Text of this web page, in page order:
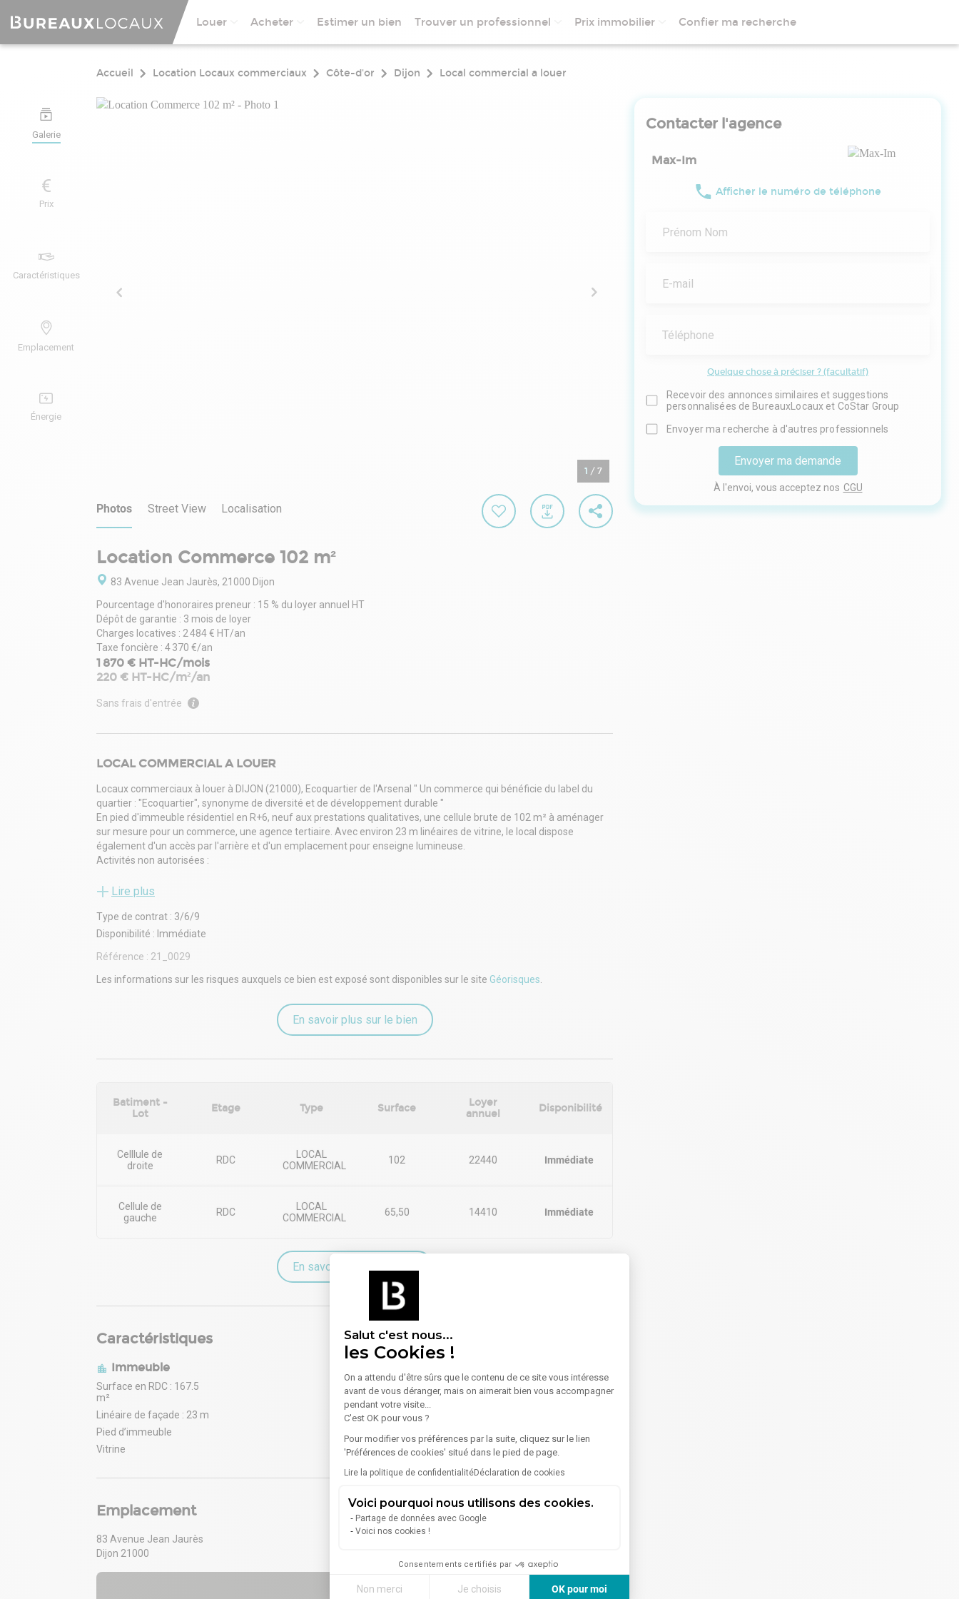
Salut c'est nous...
les Cookies !
On a attendu d'être sûrs que le contenu de ce site vous intéresse
avant de vous déranger, mais on aimerait bien vous accompagner
pendant votre visite...
C'est OK pour vous ?
Pour modifier vos préférences par la suite, cliquez sur le lien
'Préférences de cookies' situé dans le pied de page.
Lire la politique de confidentialitéDéclaration de cookies
Voici pourquoi nous utilisons des cookies.
Partage de données avec Google
Voici nos cookies !
Consentements certifiés par
Non merci Je choisis OK pour moi
Louer Acheter Estimer un bien Trouver un professionnel Prix immobilier Confier ma recherche
Galerie
Prix
Caractéristiques
Emplacement
Énergie
Accueil Location Locaux commerciaux Côte-d'or Dijon Local commercial a louer
1 / 7
Photos Street View Localisation
Location Commerce 102 m²
83 Avenue Jean Jaurès, 21000 Dijon
Pourcentage d'honoraires preneur : 15 % du loyer annuel HT
Dépôt de garantie : 3 mois de loyer
Charges locatives : 2 484 € HT/an
Taxe foncière : 4 370 €/an
1 870 € HT-HC/mois
220 € HT-HC/m²/an
Sans frais d'entrée
LOCAL COMMERCIAL A LOUER
Locaux commerciaux à louer à DIJON (21000), Ecoquartier de l'Arsenal " Un commerce qui bénéficie du label du
quartier : "Ecoquartier", synonyme de diversité et de développement durable "
En pied d'immeuble résidentiel en R+6, neuf aux prestations qualitatives, une cellule brute de 102 m² à aménager
sur mesure pour un commerce, une agence tertiaire. Avec environ 23 m linéaires de vitrine, le local dispose
également d'un accès par l'arrière et d'un emplacement pour enseigne lumineuse.
Activités non autorisées :
alimentaires à emporter ou à consommer sur place ne pourront être exercés dans les lieux, à l'exception de
- Sont prohibées toutes activités nocturnes (de 21H00 à 6H30 du matin) sauf activités médicales, pharmacie ou
boulangerie.
m² au prix de 14.410 Euros H.T. annuel
Taxe foncière pour l'ensemble : 2.661 Euros (année 2024)
- Dépôt de garantie : 3 mois HT
Lire plus
Type de contrat : 3/6/9
Disponibilité : Immédiate
Référence : 21_0029
Les informations sur les risques auxquels ce bien est exposé sont disponibles sur le site Géorisques
En savoir plus sur le bien
Batiment -
Lot
Etage Type Surface
Loyer
annuel
Disponibilité
Celllule de
droite
RDC
LOCAL
COMMERCIAL
102 22440 Immédiate
Cellule de
gauche
RDC
LOCAL
COMMERCIAL
65,50 14410 Immédiate
En savoir plus sur le bien
Caractéristiques
Immeuble
Surface en RDC : 167.5
m²
Linéaire de façade : 23 m
Pied d’immeuble
Vitrine
Emplacement
83 Avenue Jean Jaurès
Dijon 21000
Contacter l'agence
Max-Im
Afficher le numéro de téléphone
Prénom Nom
E-mail
Téléphone
Quelque chose à préciser ? (facultatif)
Recevoir des annonces similaires et suggestions
personnalisées de BureauxLocaux et CoStar Group
Envoyer ma recherche à d'autres professionnels
Envoyer ma demande
À l'envoi, vous acceptez nos CGU